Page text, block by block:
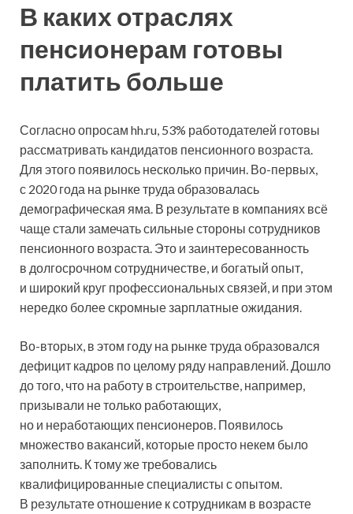
В каких отраслях
пенсионерам готовы
платить больше
Согласно опросам hh.ru, 53% работодателей готовы
рассматривать кандидатов пенсионного возраста.
Для этого появилось несколько причин. Во-первых,
с 2020 года на рынке труда образовалась
демографическая яма. В результате в компаниях всё
чаще стали замечать сильные стороны сотрудников
пенсионного возраста. Это и заинтересованность
в долгосрочном сотрудничестве, и богатый опыт,
и широкий круг профессиональных связей, и при этом
нередко более скромные зарплатные ожидания.
Во-вторых, в этом году на рынке труда образовался
дефицит кадров по целому ряду направлений. Дошло
до того, что на работу в строительстве, например,
призывали не только работающих,
но и неработающих пенсионеров. Появилось
множество вакансий, которые просто некем было
заполнить. К тому же требовались
квалифицированные специалисты с опытом.
В результате отношение к сотрудникам в возрасте